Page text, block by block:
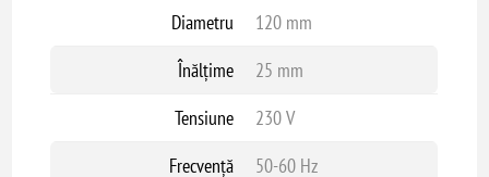
Diametru
120 mm
Înălțime
25 mm
Tensiune
230 V
Frecvență
50-60 Hz